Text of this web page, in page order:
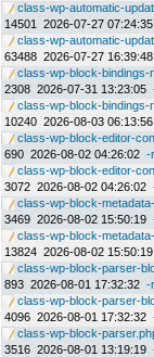
class-wp-automatic-
14501
2026-07-27 07:24:35
class-wp-automatic-
63488 2026-07-27 16:39:48
class-wp-block-bindings-
2308 2026-07-31 13:23:05
class-wp-block-bindings-
10240 2026-08-03 06:13:56
class-wp-block-editor-
690 2026-08-02 04:26:02 -
class-wp-block-editor-
3072 2026-08-02 04:26:02
class-wp-block-
3469 2026-08-02 15:50:19
class-wp-block-
13824 2026-08-02 15:50:19
class-wp-block-parser-
893 2026-08-01 17:32:32 -
class-wp-block-parser-
4096 2026-08-01 17:32:32
class-wp-block-
3516 2026-08-01 13:19:19